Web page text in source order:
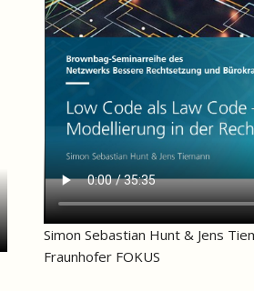
Simon Sebastian Hunt & Jens
Fraunhofer FOKUS